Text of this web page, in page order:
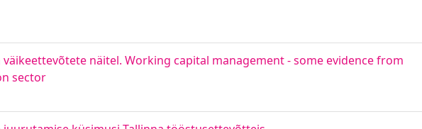
näitel. Working capital management - some evidence from
sector